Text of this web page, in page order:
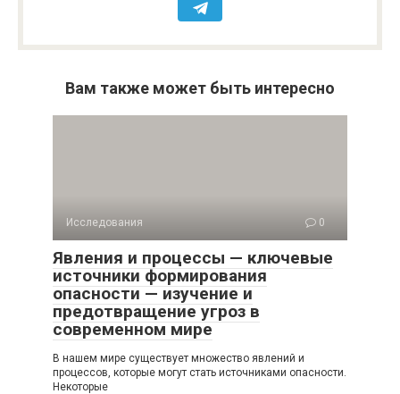
Вам также может быть интересно
Исследования 0
Явления и процессы — ключевые
источники формирования
опасности — изучение и
предотвращение угроз в
современном мире
В нашем мире существует множество явлений и
процессов, которые могут стать источниками опасности.
Некоторые